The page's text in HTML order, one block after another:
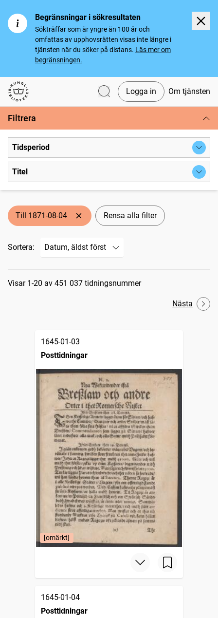
Begränsningar i sökresultaten
Sökträffar som är yngre än 100 år och
omfattas av upphovsrätten visas inte längre i
tjänsten när du söker på distans. Läs mer om
begränsningen.
Svenska tidningar
Logga in Om tjänsten
Filtrera
Tidsperiod
Titel
Till 1871-08-04 Rensa alla filter
Sortera:
Sökresultat
Visar 1-20 av 451 037 tidningsnummer
Nästa
1645-01-03
Posttidningar
[omärkt]
1645-01-04
Posttidningar